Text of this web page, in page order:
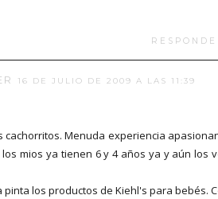
16 DE JULIO DE 2009 A LAS 11:39
cachorritos. Menuda experiencia
los mios ya tienen 6 y 4 años ya y aún los
pinta los productos de Kiehl's para bebés.